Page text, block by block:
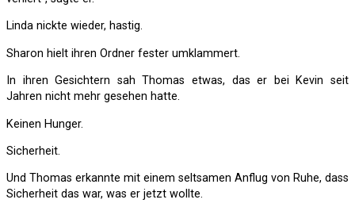
Linda nickte wieder, hastig.
Sharon hielt ihren Ordner fester umklammert.
Jahren nicht mehr gesehen hatte.
Keinen Hunger.
Sicherheit.
Und Thomas erkannte mit einem seltsamen Anflug von Ruhe, dass
Sicherheit das war, was er jetzt wollte.